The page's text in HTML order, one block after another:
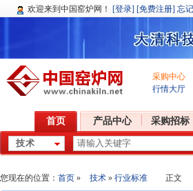
欢迎来到中国窑炉网！ [登录] [免费注册] 忘
采购中心
行情大厅
首页 产品中心 采购招标
您现在的位置： 首页 » 技术 » 行业标准 正文